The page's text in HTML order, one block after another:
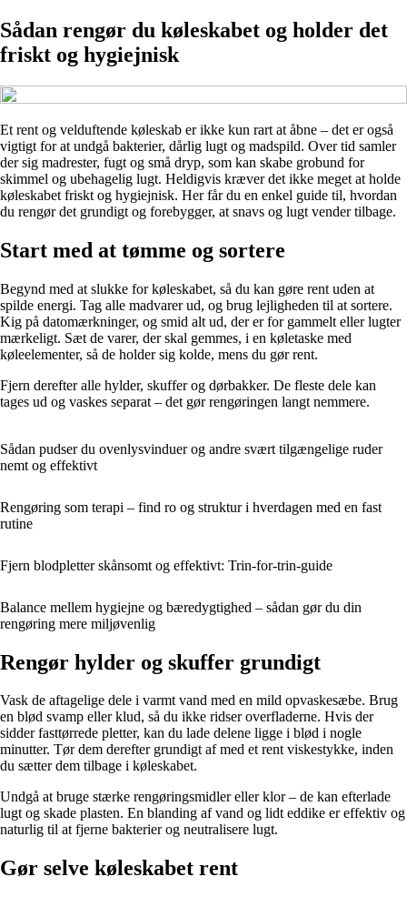
Sådan rengør du køleskabet og holder det
friskt og hygiejnisk
Et rent og velduftende køleskab er ikke kun rart at åbne – det er også
vigtigt for at undgå bakterier, dårlig lugt og madspild. Over tid samler
der sig madrester, fugt og små dryp, som kan skabe grobund for
skimmel og ubehagelig lugt. Heldigvis kræver det ikke meget at holde
køleskabet friskt og hygiejnisk. Her får du en enkel guide til, hvordan
du rengør det grundigt og forebygger, at snavs og lugt vender tilbage.
Start med at tømme og sortere
Begynd med at slukke for køleskabet, så du kan gøre rent uden at
spilde energi. Tag alle madvarer ud, og brug lejligheden til at sortere.
Kig på datomærkninger, og smid alt ud, der er for gammelt eller lugter
mærkeligt. Sæt de varer, der skal gemmes, i en køletaske med
køleelementer, så de holder sig kolde, mens du gør rent.
Fjern derefter alle hylder, skuffer og dørbakker. De fleste dele kan
tages ud og vaskes separat – det gør rengøringen langt nemmere.
Sådan pudser du ovenlysvinduer og andre svært tilgængelige ruder
nemt og effektivt
Rengøring som terapi – find ro og struktur i hverdagen med en fast
rutine
Fjern blodpletter skånsomt og effektivt: Trin-for-trin-guide
Balance mellem hygiejne og bæredygtighed – sådan gør du din
rengøring mere miljøvenlig
Rengør hylder og skuffer grundigt
Vask de aftagelige dele i varmt vand med en mild opvaskesæbe. Brug
en blød svamp eller klud, så du ikke ridser overfladerne. Hvis der
sidder fasttørrede pletter, kan du lade delene ligge i blød i nogle
minutter. Tør dem derefter grundigt af med et rent viskestykke, inden
du sætter dem tilbage i køleskabet.
Undgå at bruge stærke rengøringsmidler eller klor – de kan efterlade
lugt og skade plasten. En blanding af vand og lidt eddike er effektiv og
naturlig til at fjerne bakterier og neutralisere lugt.
Gør selve køleskabet rent